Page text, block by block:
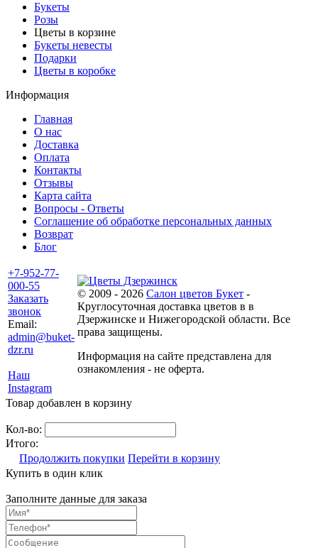
Букеты
Розы
Цветы в корзине
Букеты невесты
Подарки
Цветы в коробке
Информация
Главная
О нас
Доставка
Оплата
Контакты
Отзывы
Карта сайта
Вопросы - Ответы
Соглашение об обработке персональных данных
Возврат
Блог
+7-952-77-
000-55
Заказать
звонок
Email:
admin@buket-
dzr.ru
Наш
Instagram
© 2009 - 2026 Салон цветов Букет -
Круглосуточная доставка цветов в в
Дзержинске и Нижегородской области. Все
права защищены.
Информация на сайте представлена для
ознакомления - не оферта.
Товар добавлен в корзину
Кол-во:
Итого:
Продолжить покупки Перейти в корзину
Купить в один клик
Заполните данные для заказа